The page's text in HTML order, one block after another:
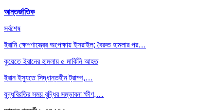
আন্তর্জাতিক
সর্বশেষ
ইরানি ক্ষেপণাস্ত্রের অপেক্ষায় ইসরাইল; বৈরুত হামলার পর…
কুয়েতে ইরানের হামলায় ৫ মার্কিনি আহত
ইরান ইস্যুতে সিদ্ধান্তহীন ট্রাম্প,…
যুদ্ধবিরতির সময় বৃদ্ধির সম্ভাবনা ক্ষীণ,…